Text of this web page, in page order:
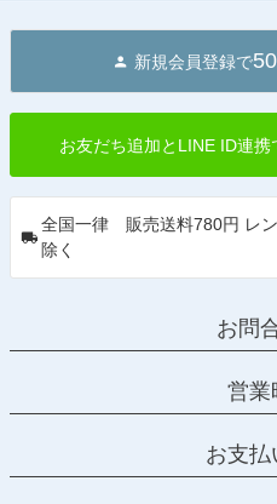
新規会員登録で50
お友だち追加とLINE ID連携
全国一律 販売送料780円 レ
除く
お問
営業
お支払